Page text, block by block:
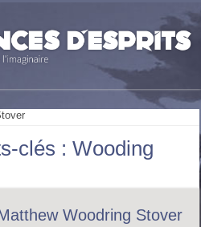
clés :Wooding
Woodring Stover